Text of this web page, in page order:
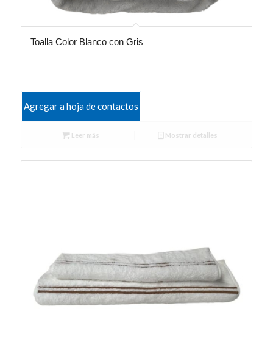
Toalla Color Blanco con Gris
Agregar a hoja de contactos
Leer más Mostrar detalles